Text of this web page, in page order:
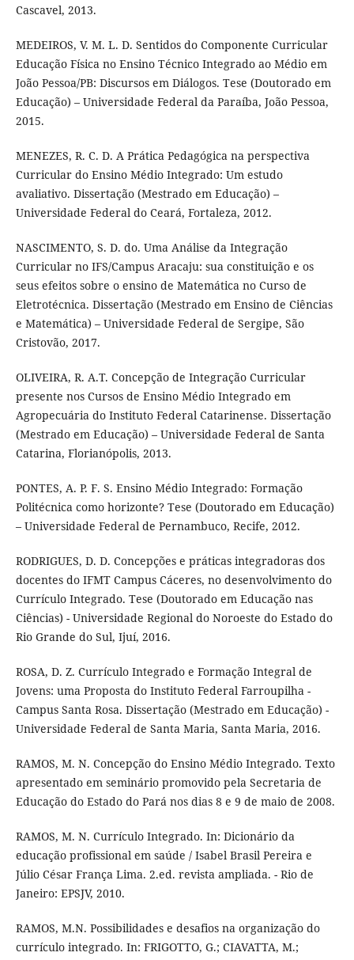
Cascavel, 2013.
MEDEIROS, V. M. L. D. Sentidos do Componente Curricular
Educação Física no Ensino Técnico Integrado ao Médio em
João Pessoa/PB: Discursos em Diálogos. Tese (Doutorado em
Educação) – Universidade Federal da Paraíba, João Pessoa,
2015.
MENEZES, R. C. D. A Prática Pedagógica na perspectiva
Curricular do Ensino Médio Integrado: Um estudo
avaliativo. Dissertação (Mestrado em Educação) –
Universidade Federal do Ceará, Fortaleza, 2012.
NASCIMENTO, S. D. do. Uma Análise da Integração
Curricular no IFS/Campus Aracaju: sua constituição e os
seus efeitos sobre o ensino de Matemática no Curso de
Eletrotécnica. Dissertação (Mestrado em Ensino de Ciências
e Matemática) – Universidade Federal de Sergipe, São
Cristovão, 2017.
OLIVEIRA, R. A.T. Concepção de Integração Curricular
presente nos Cursos de Ensino Médio Integrado em
Agropecuária do Instituto Federal Catarinense. Dissertação
(Mestrado em Educação) – Universidade Federal de Santa
Catarina, Florianópolis, 2013.
PONTES, A. P. F. S. Ensino Médio Integrado: Formação
Politécnica como horizonte? Tese (Doutorado em Educação)
– Universidade Federal de Pernambuco, Recife, 2012.
RODRIGUES, D. D. Concepções e práticas integradoras dos
docentes do IFMT Campus Cáceres, no desenvolvimento do
Currículo Integrado. Tese (Doutorado em Educação nas
Ciências) - Universidade Regional do Noroeste do Estado do
Rio Grande do Sul, Ijuí, 2016.
ROSA, D. Z. Currículo Integrado e Formação Integral de
Jovens: uma Proposta do Instituto Federal Farroupilha -
Campus Santa Rosa. Dissertação (Mestrado em Educação) -
Universidade Federal de Santa Maria, Santa Maria, 2016.
RAMOS, M. N. Concepção do Ensino Médio Integrado. Texto
apresentado em seminário promovido pela Secretaria de
Educação do Estado do Pará nos dias 8 e 9 de maio de 2008.
RAMOS, M. N. Currículo Integrado. In: Dicionário da
educação profissional em saúde / Isabel Brasil Pereira e
Júlio César França Lima. 2.ed. revista ampliada. - Rio de
Janeiro: EPSJV, 2010.
RAMOS, M.N. Possibilidades e desafios na organização do
currículo integrado. In: FRIGOTTO, G.; CIAVATTA, M.;